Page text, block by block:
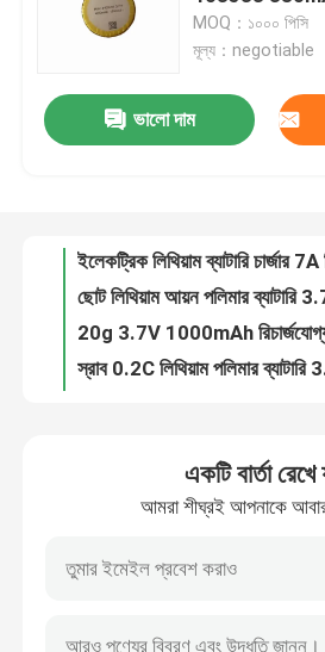
ভিডিও
কারখানা পরিদর্শন
গুণমান নিয়ন্ত্রণ
কাস্টম লিপো ব্যাটারি
ছোট লিপো ব্যাটারি
পলিমার ব্যাটারি
MOQ：১০০০ পিসি
মূল্য：negotiable
ভালো দাম
একটি বার্তা রেখে
আমরা শীঘ্রই আপনাকে